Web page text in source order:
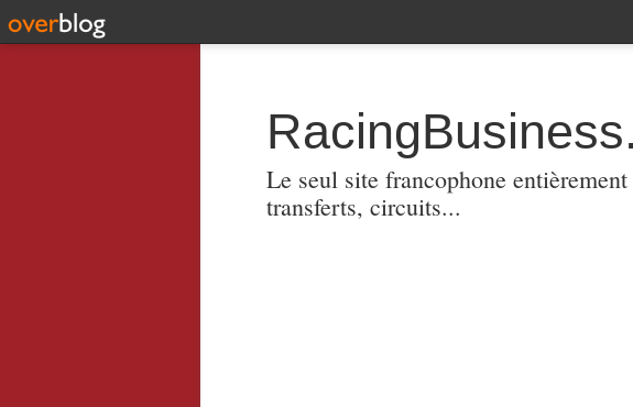
Le seul site francophone
transferts, circuits...